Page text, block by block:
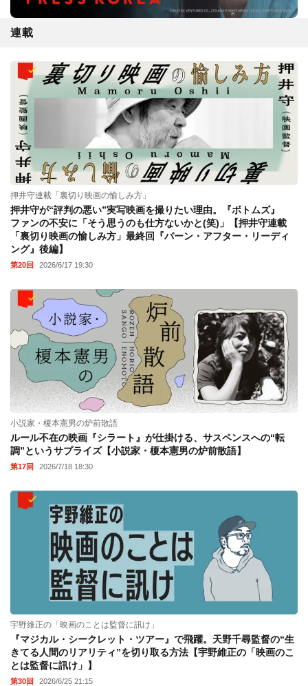
連載
押井守連載「裏切り映画の愉しみ方」
押井守が“評判の悪い”実写映画を撮りたい理由。『ボトムズ』
ファンの不安に「そう思うのも仕方ないかと(笑)」【押井守連載
「裏切り映画の愉しみ方」最終回『バーン・アフター・リーディ
ング』後編】
第20回 2026/6/17 19:30
小説家・榎本憲男の炉前散語
ルール不在の映画『シラート』が仕掛ける、サスペンスへの“転
調”というサプライズ【小説家・榎本憲男の炉前散語】
第17回 2026/7/18 18:30
宇野維正の「映画のことは監督に訊け」
『マジカル・シークレット・ツアー』で飛躍。天野千尋監督の“生
きてる人間のリアリティ”を切り取る方法【宇野維正の「映画のこ
とは監督に訊け」】
第30回 2026/6/25 21:15